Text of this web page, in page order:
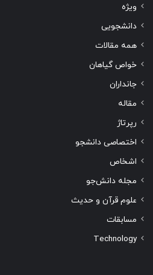
ویژه
دانشجویی
همه مقالات
خواص گیاهان
جانداران
مقاله
رپرتاژ
اختصاصی دانشجو
اشخاص
مجله دانش‌جو
علوم قرآن و حدیث
مسابقات
Technology